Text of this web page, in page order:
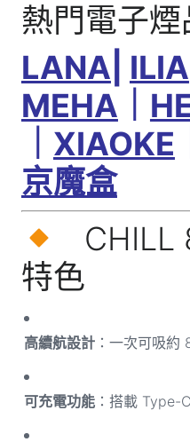
熱門電子
LANA ILIA
MEHA
XIAOKE
京魔盒
CHILL
特色
高續航設計：一次可吸約
可充電功能：搭載 Type-